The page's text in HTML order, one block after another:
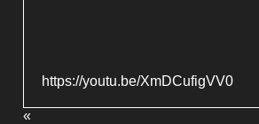
https://youtu.be/XmDCufigVV0
«